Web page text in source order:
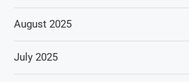
August 2025
July 2025